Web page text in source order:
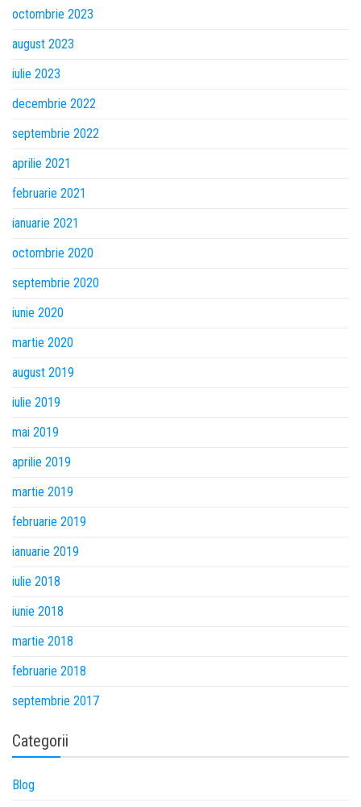
octombrie 2023
august 2023
iulie 2023
decembrie 2022
septembrie 2022
aprilie 2021
februarie 2021
ianuarie 2021
octombrie 2020
septembrie 2020
iunie 2020
martie 2020
august 2019
iulie 2019
mai 2019
aprilie 2019
martie 2019
februarie 2019
ianuarie 2019
iulie 2018
iunie 2018
martie 2018
februarie 2018
septembrie 2017
Categorii
Blog